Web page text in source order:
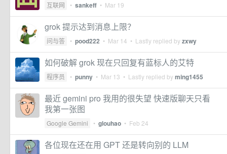
互联网 • sankeff • Mar 19
grok 提示达到消息上限？
问与答 • pood222 • Mar 14 • Lastly replied byzxwy
如何破解 grok 现在只回复有蓝标人的艾特
程序员 • punny • Mar 13 • Lastly replied byming1455
最近 gemini pro 我用的很失望 快速版聊天只看
我第一张图
Google Gemini • glouhao • Feb 24
各位现在还在用 GPT 还是转向别的 LLM